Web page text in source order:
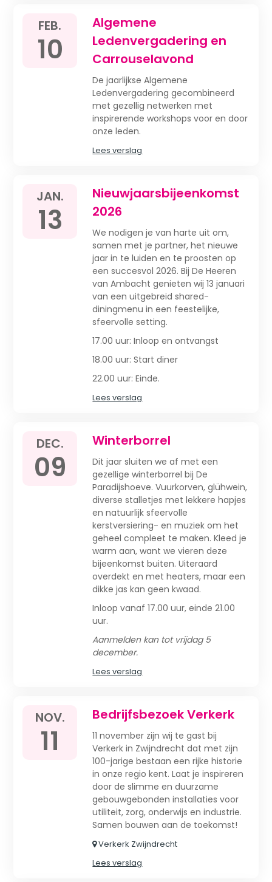
FEB.
10
Algemene
Ledenvergadering en
Carrouselavond
De jaarlijkse Algemene
Ledenvergadering gecombineerd
met gezellig netwerken met
inspirerende workshops voor en door
onze leden.
Lees verslag
JAN.
13
Nieuwjaarsbijeenkomst
2026
We nodigen je van harte uit om,
samen met je partner, het nieuwe
jaar in te luiden en te proosten op
een succesvol 2026. Bij De Heeren
van Ambacht genieten wij 13 januari
van een uitgebreid shared-
diningmenu in een feestelijke,
sfeervolle setting.
17.00 uur: Inloop en ontvangst
18.00 uur: Start diner
22.00 uur: Einde.
Lees verslag
DEC.
09
Winterborrel
Dit jaar sluiten we af met een
gezellige winterborrel bij De
Paradijshoeve. Vuurkorven, glühwein,
diverse stalletjes met lekkere hapjes
en natuurlijk sfeervolle
kerstversiering- en muziek om het
geheel compleet te maken. Kleed je
warm aan, want we vieren deze
bijeenkomst buiten. Uiteraard
overdekt en met heaters, maar een
dikke jas kan geen kwaad.
Inloop vanaf 17.00 uur, einde 21.00
uur.
Aanmelden kan tot vrijdag 5
december.
Lees verslag
NOV.
11
Bedrijfsbezoek Verkerk
11 november zijn wij te gast bij
Verkerk in Zwijndrecht dat met zijn
100-jarige bestaan een rijke historie
in onze regio kent. Laat je inspireren
door de slimme en duurzame
gebouwgebonden installaties voor
utiliteit, zorg, onderwijs en industrie.
Samen bouwen aan de toekomst!
Verkerk Zwijndrecht
Lees verslag